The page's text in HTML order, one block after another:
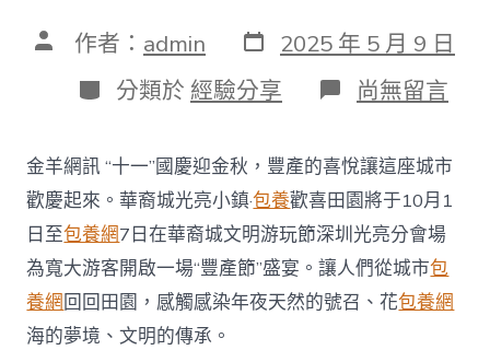
文 作者： admin 發
表
日
期
2025 年 5 月 9 日
分
類
分類於 經驗分享 在
〈華
城
光
亮
小
鎮
·
歡
樂
尚無留言
金羊網訊 “十一”國慶迎金秋，豐產的喜悅讓這座城市
歡慶起來。華裔城光亮小鎮·包養歡喜田園將于10月1
日至包養網7日在華裔城文明游玩節深圳光亮分會場
為寬大游客開啟一場“豐產節”盛宴。讓人們從城市包
養網回回田園，感觸感染年夜天然的號召、花包養網
海的夢境、文明的傳承。